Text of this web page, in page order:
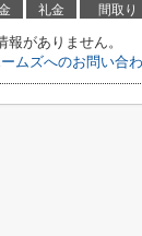
礼金 間取り
報がありません。
ムズへのお問い合